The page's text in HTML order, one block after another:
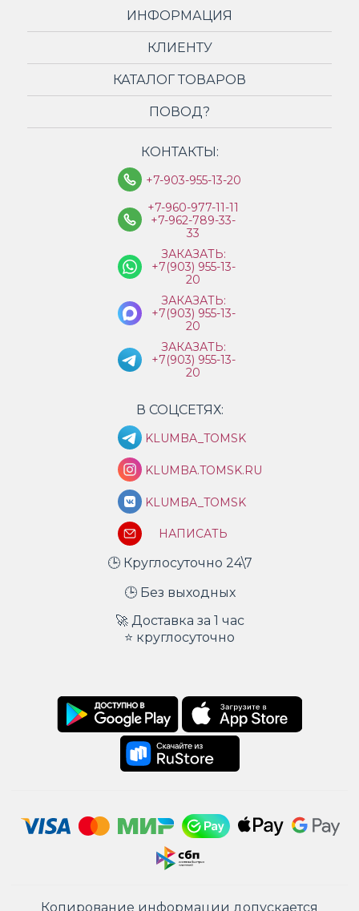
ИНФОРМАЦИЯ
КЛИЕНТУ
КАТАЛОГ ТОВАРОВ
ПОВОД?
КОНТАКТЫ:
+7-903-955-13-20
+7-960-977-11-11
+7-962-789-33-
33
ЗАКАЗАТЬ:
+7(903) 955-13-
20
ЗАКАЗАТЬ:
+7(903) 955-13-
20
ЗАКАЗАТЬ:
+7(903) 955-13-
20
В СОЦСЕТЯХ:
KLUMBA_TOMSK
KLUMBA.TOMSK.RU
KLUMBA_TOMSK
НАПИСАТЬ
🕒 Круглосуточно 24\7
🕒 Без выходных
🚀 Доставка за 1 час
⭐ круглосуточно
Копирование информации допускается